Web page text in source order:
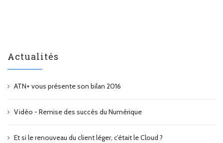
Actualités
ATN+ vous présente son bilan 2016
Vidéo - Remise des succès du Numérique
Et si le renouveau du client léger, c’était le Cloud ?